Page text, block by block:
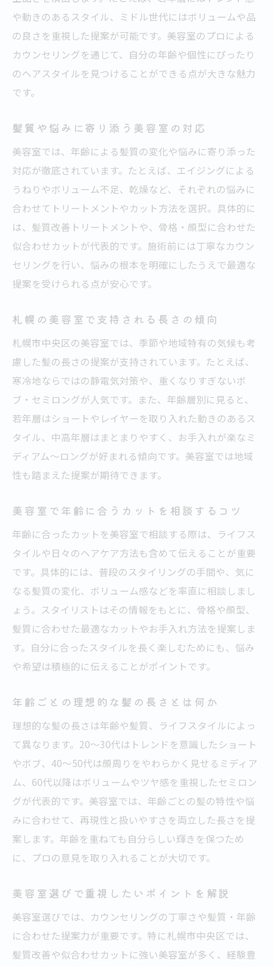
ト
大人女性が若々しく見える髪型のポイント
大人世代も挑戦しやすい美容室のカット法
美容室で若見えする髪型へチェンジするコ
ツ
トレンドを押さえた美容室の髪型提案例
美容室で叶う髪質改善と似合わせカット術
髪質改善トリートメントの効果を美容室で
体感
美容室の似合わせカットのメリットと実例
美容室でできる髪質改善と長さの関係を解
美容室の髪質改善メニューの選び方ガイド
髪質や年齢にあわせた美容室での施術事例
髪の悩み別に考える理想の長さとは何か
美容室で相談したい髪の悩み別長さ提案
くせ毛やうねりに合う美容室のカット法
美容室で扱いやすい長さに変えるポイント
ダメージが気になる方への美容室の対応策
美容室で悩みを解消する似合う髪型提案
ライフステージ別ヘアスタイルの選び方
美容室で叶えるライフステージ別髪型選び
年齢や生活の変化に合わせた美容室提案術
美容室が提案する忙しい女性向けの髪型
子育て世代にもおすすめ美容室のカット法
美容室で時短お手入れできる長さの工夫
エイジング世代が輝く髪型のトレンド分析
大人世代が似合う美容室の最新ヘアスタイ
ル
美容室で叶えるエイジングケアの髪型術
美容室で人気の若見えカットを徹底解説
札幌美容室で話題のトレンドヘアを紹介
理想の自分に近づく髪型選びを美容室で
美容室で理想を叶えるカウンセリング術
や動きのあるスタイル、ミドル世代にはボリュームや品
の良さを重視した提案が可能です。美容室のプロによる
カウンセリングを通じて、自分の年齢や個性にぴったり
のヘアスタイルを見つけることができる点が大きな魅力
です。
髪質や悩みに寄り添う美容室の対応
美容室では、年齢による髪質の変化や悩みに寄り添った
対応が徹底されています。たとえば、エイジングによる
うねりやボリューム不足、乾燥など、それぞれの悩みに
合わせてトリートメントやカット方法を選択。具体的に
は、髪質改善トリートメントや、骨格・顔型に合わせた
似合わせカットが代表的です。施術前には丁寧なカウン
セリングを行い、悩みの根本を明確にしたうえで最適な
提案を受けられる点が安心です。
札幌の美容室で支持される長さの傾向
札幌市中央区の美容室では、季節や地域特有の気候も考
慮した髪の長さの提案が支持されています。たとえば、
寒冷地ならではの静電気対策や、重くなりすぎないボ
ブ・セミロングが人気です。また、年齢層別に見ると、
若年層はショートやレイヤーを取り入れた動きのあるス
タイル、中高年層はまとまりやすく、お手入れが楽なミ
ディアム～ロングが好まれる傾向です。美容室では地域
性も踏まえた提案が期待できます。
美容室で年齢に合うカットを相談するコツ
年齢に合ったカットを美容室で相談する際は、ライフス
タイルや日々のヘアケア方法も含めて伝えることが重要
です。具体的には、普段のスタイリングの手間や、気に
なる髪質の変化、ボリューム感などを率直に相談しまし
ょう。スタイリストはその情報をもとに、骨格や顔型、
髪質に合わせた最適なカットやお手入れ方法を提案しま
す。自分に合ったスタイルを長く楽しむためにも、悩み
や希望は積極的に伝えることがポイントです。
年齢ごとの理想的な髪の長さとは何か
理想的な髪の長さは年齢や髪質、ライフスタイルによっ
て異なります。20～30代はトレンドを意識したショート
やボブ、40～50代は顔周りをやわらかく見せるミディア
ム、60代以降はボリュームやツヤ感を重視したセミロン
グが代表的です。美容室では、年齢ごとの髪の特性や悩
みに合わせて、再現性と扱いやすさを両立した長さを提
案します。年齢を重ねても自分らしい輝きを保つため
に、プロの意見を取り入れることが大切です。
美容室選びで重視したいポイントを解説
美容室選びでは、カウンセリングの丁寧さや髪質・年齢
に合わせた提案力が重要です。特に札幌市中央区では、
髪質改善や似合わせカットに強い美容室が多く、経験豊